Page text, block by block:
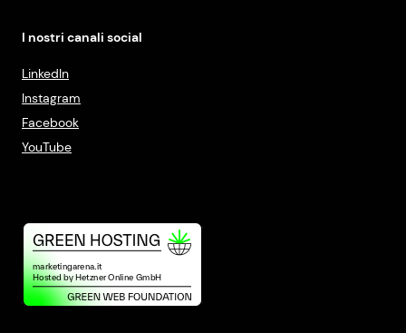
I nostri canali social
LinkedIn
Instagram
Facebook
YouTube